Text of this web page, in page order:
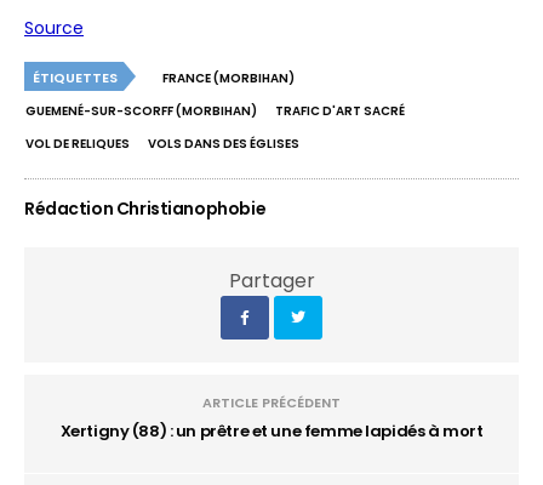
Source
ÉTIQUETTES
FRANCE (MORBIHAN)
GUEMENÉ-SUR-SCORFF (MORBIHAN)
TRAFIC D'ART SACRÉ
VOL DE RELIQUES
VOLS DANS DES ÉGLISES
Rédaction Christianophobie
Partager
ARTICLE PRÉCÉDENT
Xertigny (88) : un prêtre et une femme lapidés à mort